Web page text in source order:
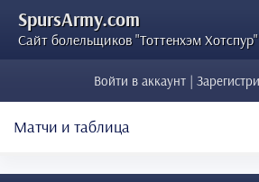
SpursArmy.com
Сайт болельщиков "Тоттенхэм Хотспур"
Войти в аккаунт |
Матчи и таблица